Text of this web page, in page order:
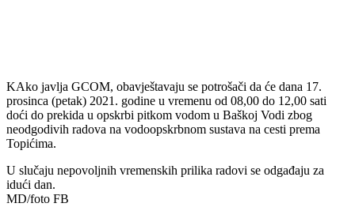
KAko javlja GCOM, obavještavaju se potrošači da će dana 17.
prosinca (petak) 2021. godine u vremenu od 08,00 do 12,00 sati
doći do prekida u opskrbi pitkom vodom u Baškoj Vodi zbog
neodgodivih radova na vodoopskrbnom sustava na cesti prema
Topićima.
U slučaju nepovoljnih vremenskih prilika radovi se odgađaju za
idući dan.
MD/foto FB